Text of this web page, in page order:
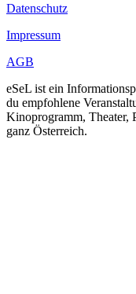
Datenschutz
Impressum
AGB
eSeL ist ein
du empfohlene
Kinoprogramm, Theater,
ganz Österreich.